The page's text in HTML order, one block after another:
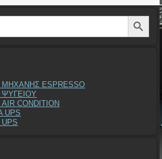
Search Button
ESPRESSO
CONDITION
UPS